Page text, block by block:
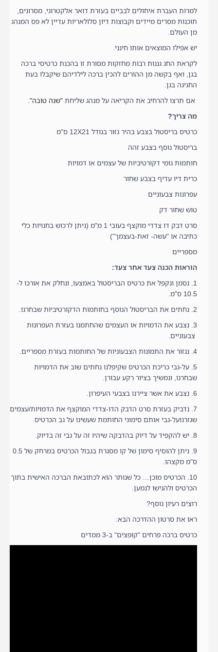
למרות העברת איחולים לבביים בעזרת דואר אלקטרוני, מסרונים,
תוכנות מסרים מיידים וקבוצות דיון סלולאריות עדיין לא פס המנהג
מן העולם.
יש אפילו המוצאים אותו חינני.
לקראת החג גננות רבות מחזקות מסורת זו בהכנת כרטיסי ברכה
בגן, ואף בקשה מן ההורים להכין ברכה לילדיהם שיקבלו בעת
החגיגה בגן.
אם תרצו להרחיב את הקריאה על מנהג שליחת"שנה טובה".
מה צריך?
כרטיס בריסטול בצבע בהיר גזור בגודל 12X21 ס"מ
בריסטול נוסף בצבע זהה
חותמות גומי דקורטיביות של עצמים או דמויות
כרית דיו עדיף בצבע שחור
עפרונות צבעוניים
טוש שחור דק
סרט דבק דו צדדי מוקצף בעובי 1 מ"מ (ניתן לרכוש בחנויות כלי
כתיבה או "עשה- זאת-בעצמך")
מספריים
הוראות הכנה צעד אחר צעד:
1. נסמן ונקפל את כרטיס הבריסטול באמצעו, ונחלק את אורכו ל-
10.5 ס"מ.
2. נחתים את הבריסטול הנוסף בחותמות הדקורטיביות שבחרנו.
3. נצבע את הדמויות או העצמים שהחתמנו בעזרת העפרונות
צבעוניים.
4. נגזור את התמונות הצבעוניות של החותמות בעזרת מספריים.
5. על-גבי כריכת הכרטיס שקיפלנו נחתים שוב את הדמויות
שבחרנו, ונמשיך בציור רקע עבורן.
6. נצבע את אשר ציירנו בצבעי העיפרון.
7. נדביק בעזרת סרט הדבק הדו-צדדי המוקצף את הדמויות/עצמים
שגזרנועל-גבי אותם סימוני החותמת שעשינו על גב הכרטיס.
8. יש להקפיד על דיוק בהדבקה שיהיו זה על גבי זה בדיוק.
9. ניתן להוסיף סימון של קו מסגרת בגבול הכרטיס במרחק של 0.5
ס"מ מקצהו.
10. הכרטיס מוכן… כל שנותר הוא לכתובאת הברכה האישית בתוך
הכרטיס ולהגישו לנמען.
רוצים רעיון נוסף?
ראו את סרטון ההדרכה הבא:
כרטיס ברכה פרחים "קופצים" ב-3 ממדים